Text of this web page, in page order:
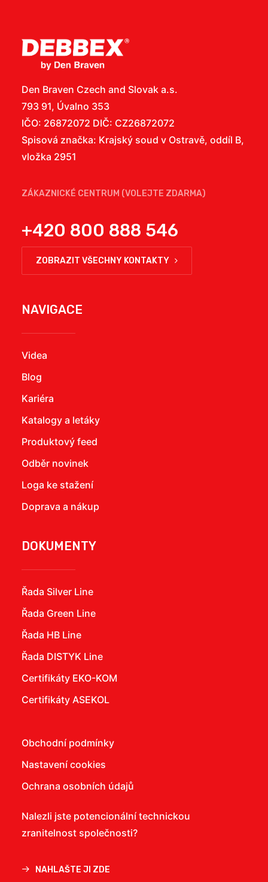
Den Braven Czech and Slovak a.s.
793 91, Úvalno 353
IČO: 26872072 DIČ: CZ26872072
Spisová značka: Krajský soud v Ostravě, oddíl B,
vložka 2951
ZÁKAZNICKÉ CENTRUM (VOLEJTE ZDARMA)
+420 800 888 546
ZOBRAZIT VŠECHNY KONTAKTY
NAVIGACE
Videa
Blog
Kariéra
Katalogy a letáky
Produktový feed
Odběr novinek
Loga ke stažení
Doprava a nákup
DOKUMENTY
Řada Silver Line
Řada Green Line
Řada HB Line
Řada DISTYK Line
Certifikáty EKO-KOM
Certifikáty ASEKOL
Obchodní podmínky
Nastavení cookies
Ochrana osobních údajů
Nalezli jste potencionální technickou
zranitelnost společnosti?
NAHLAŠTE JI ZDE